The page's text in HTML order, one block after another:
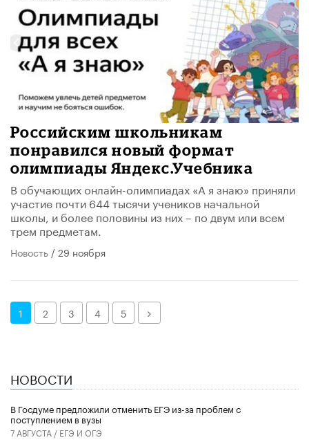
Российским школьникам
понравился новый формат
олимпиады Яндекс.Учебника
В обучающих онлайн-олимпиадах «А я знаю» приняли
участие почти 644 тысячи учеников начальной
школы, и более половины из них – по двум или всем
трем предметам.
Новость / 29 ноября
1 2 3 4 5 Далее
НОВОСТИ
В Госдуме предложили отменить ЕГЭ из-за проблем с
поступлением в вузы
7 АВГУСТА / ЕГЭ И ОГЭ